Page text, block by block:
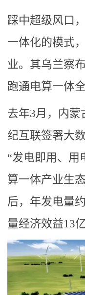
踩中超级风口
一体化的模式
业。其乌兰察
跑通电算一体
去年3月，内
纪互联签署大
“发电即用、用
算一体产业生
后，年发电量
量经济效益13亿